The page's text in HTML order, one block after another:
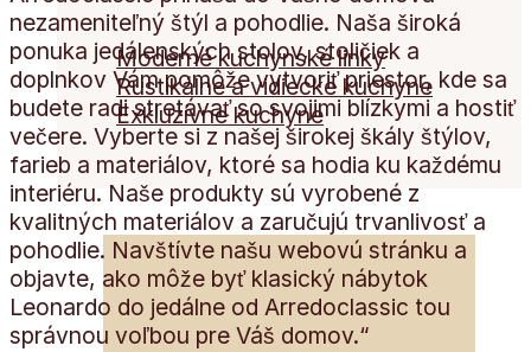
Moderné kuchynské linky
Rustikálne a vidiecke kuchyne
Exkluzívne kuchyne
nezameniteľný štýl a pohodlie. Naša široká
ponuka jedálenských stolov, stoličiek a
doplnkov Vám pomôže vytvoriť priestor, kde sa
budete radi stretávať so svojimi blízkymi a hostiť
večere. Vyberte si z našej širokej škály štýlov,
farieb a materiálov, ktoré sa hodia ku každému
interiéru. Naše produkty sú vyrobené z
kvalitných materiálov a zaručujú trvanlivosť a
pohodlie. Navštívte našu webovú stránku a
objavte, ako môže byť klasický nábytok
Leonardo do jedálne od Arredoclassic tou
správnou voľbou pre Váš domov.“